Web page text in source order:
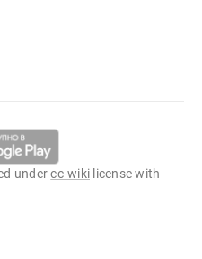
undercc-wiki license with